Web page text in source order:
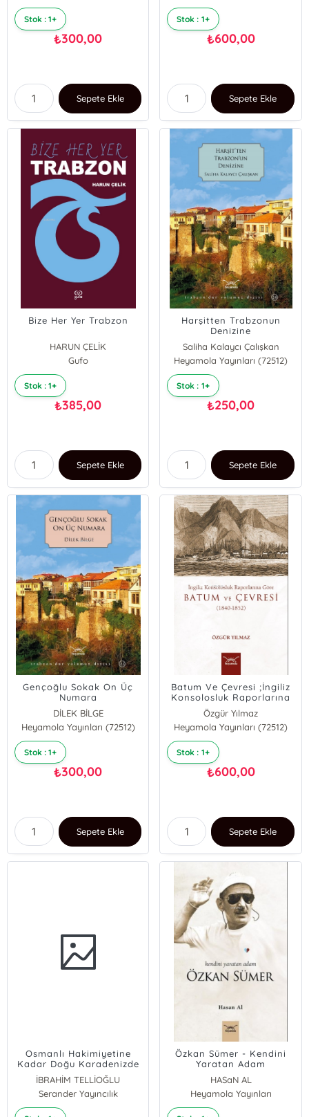
Stok : 1+
₺300,00
Sepete Ekle
Stok : 1+
₺600,00
Sepete Ekle
Bize Her Yer Trabzon
HARUN ÇELİK
Gufo
Stok : 1+
₺385,00
Sepete Ekle
Harşitten Trabzonun
Denizine
Saliha Kalaycı Çalışkan
Heyamola Yayınları (72512)
Stok : 1+
₺250,00
Sepete Ekle
Gençoğlu Sokak On Üç
Numara
DİLEK BİLGE
Heyamola Yayınları (72512)
Stok : 1+
₺300,00
Sepete Ekle
Batum Ve Çevresi ;İngiliz
Konsolosluk Raporlarına
Göre (1840-1852)
Özgür Yılmaz
Heyamola Yayınları (72512)
Stok : 1+
₺600,00
Sepete Ekle
Osmanlı Hakimiyetine
Kadar Doğu Karadenizde
Türkler
İBRAHİM TELLİOĞLU
Serander Yayıncılık
Özkan Sümer - Kendini
Yaratan Adam
HASaN AL
Heyamola Yayınları